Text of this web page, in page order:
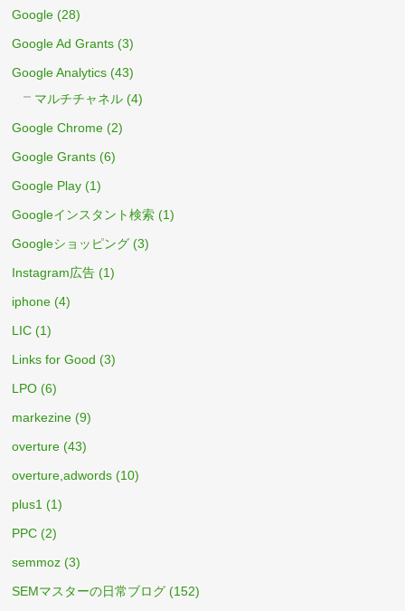
Google (28)
Google Ad Grants (3)
Google Analytics (43)
マルチチャネル (4)
Google Chrome (2)
Google Grants (6)
Google Play (1)
Googleインスタント検索 (1)
Googleショッピング (3)
Instagram広告 (1)
iphone (4)
LIC (1)
Links for Good (3)
LPO (6)
markezine (9)
overture (43)
overture,adwords (10)
plus1 (1)
PPC (2)
semmoz (3)
SEMマスターの日常ブログ (152)